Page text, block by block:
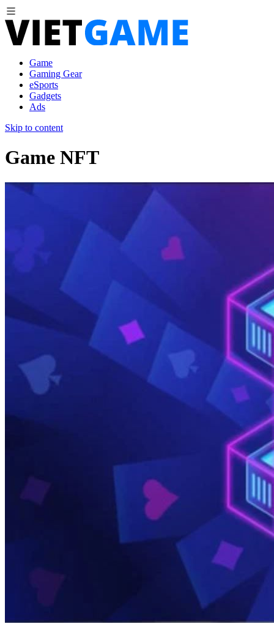
Game
Gaming Gear
eSports
Gadgets
Ads
Skip to content
Game NFT